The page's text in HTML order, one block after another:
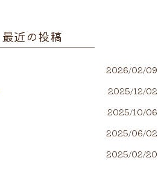
最近の投稿
2026/02/09
2025/12/02
2025/10/06
2025/06/02
2025/02/20